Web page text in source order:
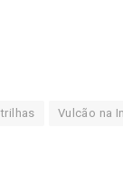
trilhas Vulcão na